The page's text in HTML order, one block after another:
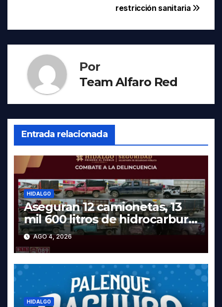
entradas
restricción sanitaria
Por
Team Alfaro Red
Entrada relacionada
HIDALGO
Aseguran 12 camionetas, 13
mil 600 litros de hidrocarburo
y dos vehículos robados en
Tula
AGO 4, 2026
HIDALGO